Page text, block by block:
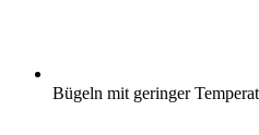
Bügeln mit geringer